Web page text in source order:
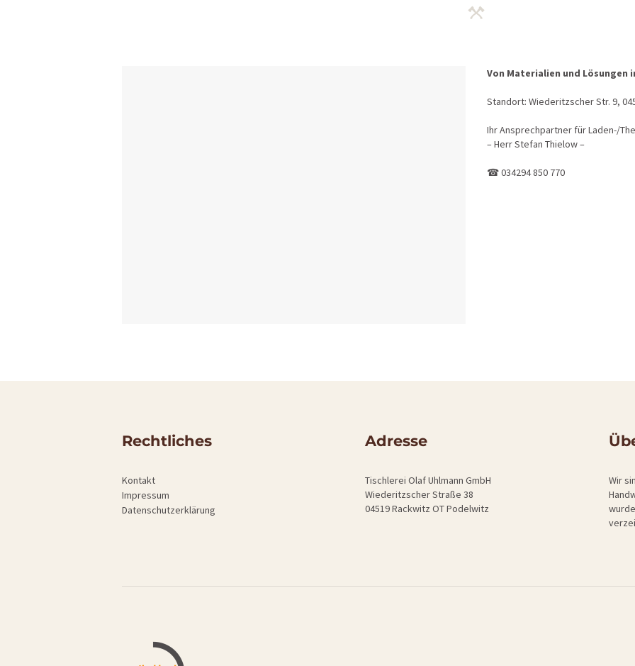
Von Materialien und Lösungen
Standort: Wiederitzscher Str. 9,
Ihr Ansprechpartner für Laden-/
– Herr Stefan Thielow –
☎034294 850 770
Rechtliches
Kontakt
Impressum
Datenschutzerklärung
Adresse
Tischlerei Olaf Uhlmann GmbH
Wiederitzscher Straße 38
04519 Rackwitz OT Podelwitz
Wir